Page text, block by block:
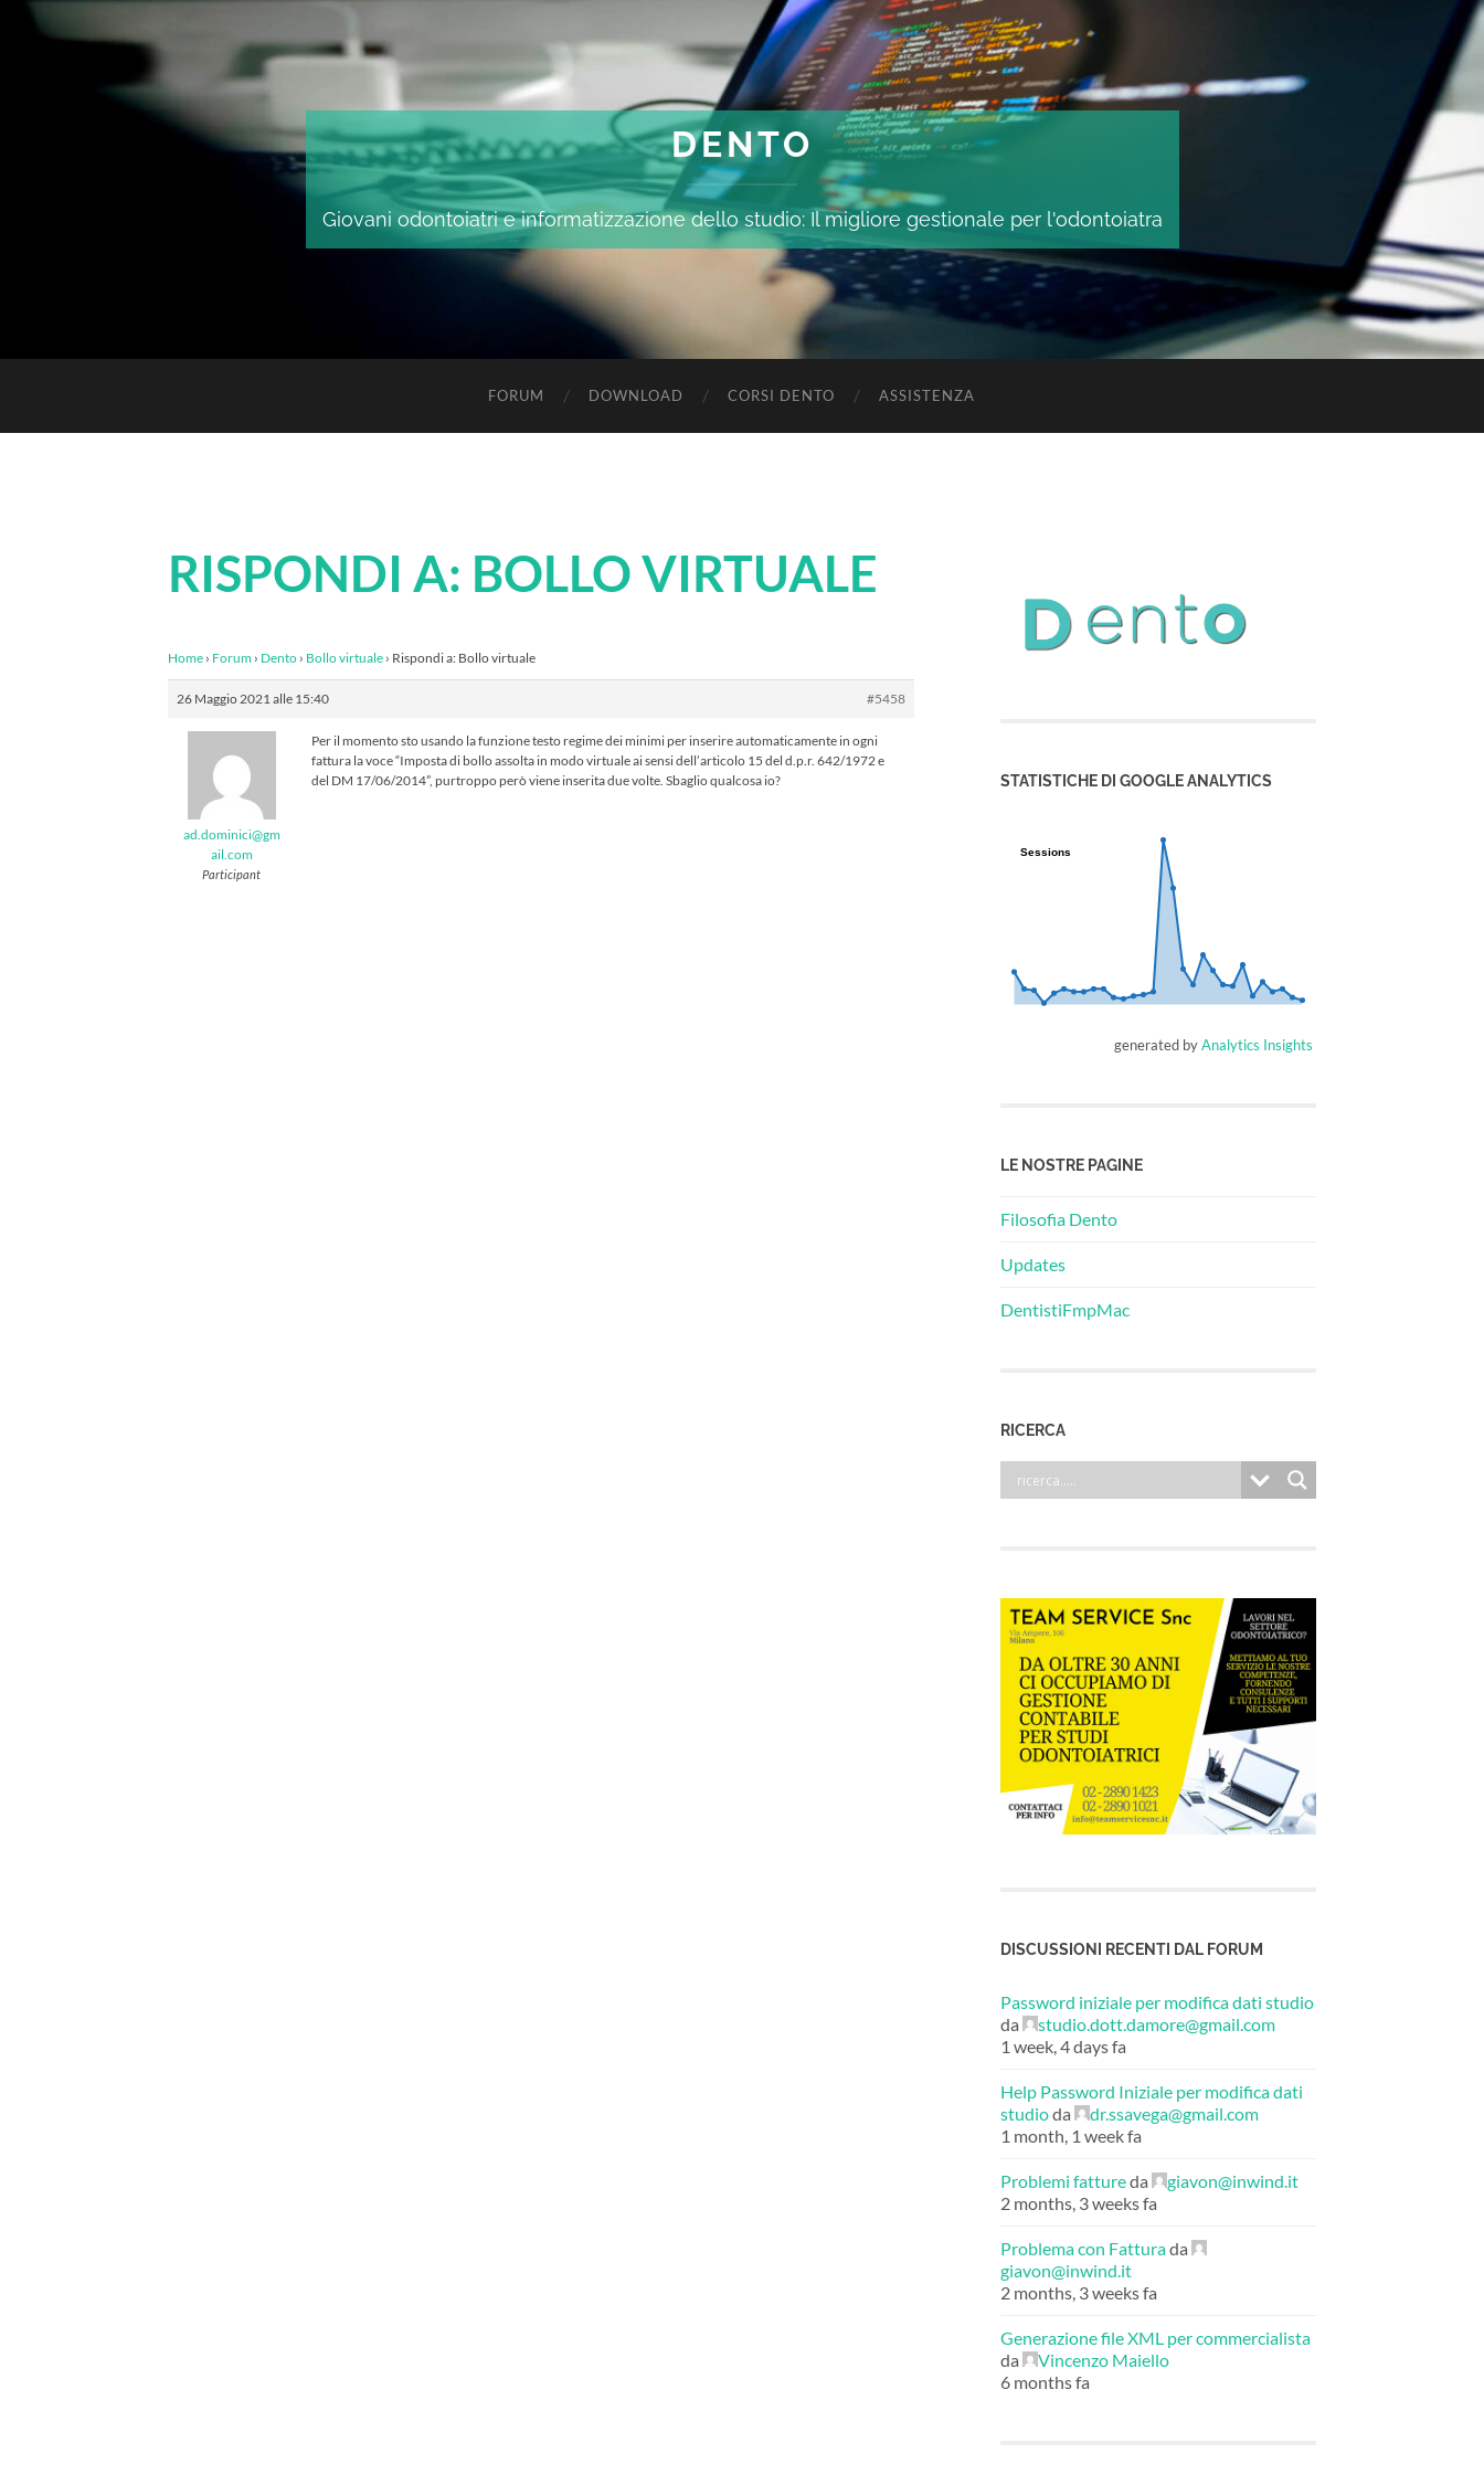
DENTO
Giovani odontoiatri e informatizzazione dello studio: Il migliore gestionale per l'odontoiatra
FORUM DOWNLOAD CORSI DENTO ASSISTENZA
RISPONDI A: BOLLO VIRTUALE
Home › Forum › Dento › Bollo virtuale › Rispondi a: Bollo virtuale
26 Maggio 2021 alle 15:40 #5458
ad.dominici@gm
ail.com
Participant
Per il momento sto usando la funzione testo regime dei minimi per inserire automaticamente in ogni
fattura la voce “Imposta di bollo assolta in modo virtuale ai sensi dell’articolo 15 del d.p.r. 642/1972 e
del DM 17/06/2014”, purtroppo però viene inserita due volte. Sbaglio qualcosa io?
STATISTICHE DI GOOGLE ANALYTICS
Sessions
Sessions
generated byAnalytics Insights
LE NOSTRE PAGINE
Filosofia Dento
Updates
DentistiFmpMac
RICERCA
DISCUSSIONI RECENTI DAL FORUM
Password iniziale per modifica dati studio
da
studio.dott.damore@gmail.com
1 week, 4 days fa
Help Password Iniziale per modifica dati
studioda
dr.ssavega@gmail.com
1 month, 1 week fa
Problemi fattureda
giavon@inwind.it
2 months, 3 weeks fa
Problema con Fatturada
giavon@inwind.it
2 months, 3 weeks fa
Generazione file XML per commercialista
da
Vincenzo Maiello
6 months fa